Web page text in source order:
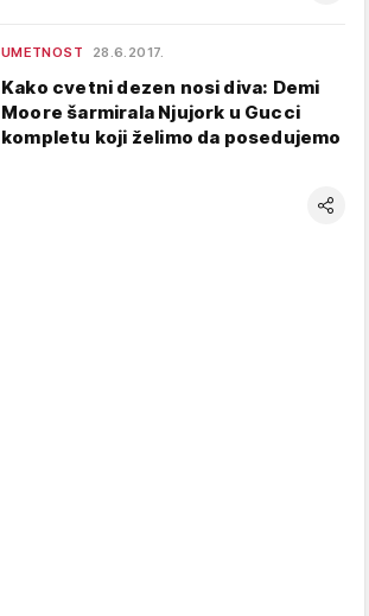
UMETNOST 28.6.2017.
Kako cvetni dezen nosi diva: Demi
Moore šarmirala Njujork u Gucci
kompletu koji želimo da posedujemo